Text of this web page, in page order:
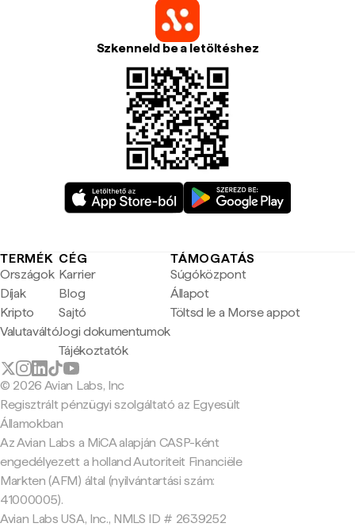
Szkenneld be a letöltéshez
TERMÉK
Országok
Díjak
Kripto
Valutaváltó
CÉG
Karrier
Blog
Sajtó
Jogi dokumentumok
Tájékoztatók
TÁMOGATÁS
Súgóközpont
Állapot
Töltsd le a Morse appot
© 2026 Avian Labs, Inc
Regisztrált pénzügyi szolgáltató az Egyesült
Államokban
Az Avian Labs a MiCA alapján CASP-ként
engedélyezett a holland Autoriteit Financiële
Markten (AFM) által (nyilvántartási szám:
41000005).
Avian Labs USA, Inc., NMLS ID # 2639252